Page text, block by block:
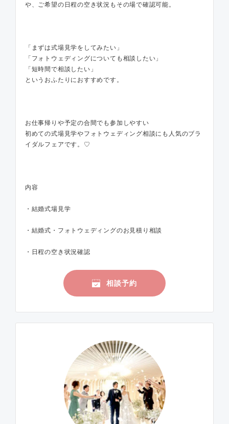
や、ご希望の日程の空き状況もその場で確認可能。
「まずは式場見学をしてみたい」
「フォトウェディングについても相談したい」
「短時間で相談したい」
というおふたりにおすすめです。
お仕事帰りや予定の合間でも参加しやすい
初めての式場見学やフォトウェディング相談にも人気のブラ
イダルフェアです。♡
内容
・結婚式場見学
・結婚式・フォトウェディングのお見積り相談
・日程の空き状況確認
相談予約